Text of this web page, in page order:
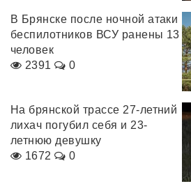
В Брянске после ночной атаки
беспилотников ВСУ ранены 13
человек
2391
0
На брянской трассе 27-летний
лихач погубил себя и 23-
летнюю девушку
1672
0